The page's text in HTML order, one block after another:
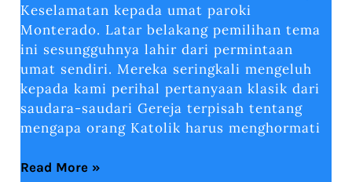
Keselamatan kepada umat paroki
Monterado. Latar belakang pemilihan tema
ini sesungguhnya lahir dari permintaan
umat sendiri. Mereka seringkali mengeluh
kepada kami perihal pertanyaan klasik dari
saudara-saudari Gereja terpisah tentang
mengapa orang Katolik harus menghormati
Read More »